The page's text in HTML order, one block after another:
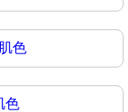
色
色